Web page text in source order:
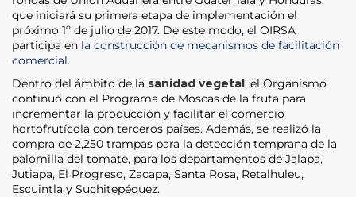
que iniciará su primera etapa de implementación el
próximo 1º de julio de 2017. De este modo, el OIRSA
participa en la construcción de mecanismos de facilitación
comercial.
Dentro del ámbito de la sanidad vegetal, el Organismo
continuó con el Programa de Moscas de la fruta para
incrementar la producción y facilitar el comercio
hortofrutícola con terceros países. Además, se realizó la
compra de 2,250 trampas para la detección temprana de la
palomilla del tomate, para los departamentos de Jalapa,
Jutiapa, El Progreso, Zacapa, Santa Rosa, Retalhuleu,
Escuintla y Suchitepéquez.